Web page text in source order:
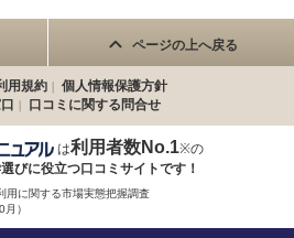
ページの上へ戻る
用規約
個人情報保護方針
口コミに関する問合せ
は利用者数No.1※の
びに役立つ口コミサイトです！
に関する市場実態把握調査
）